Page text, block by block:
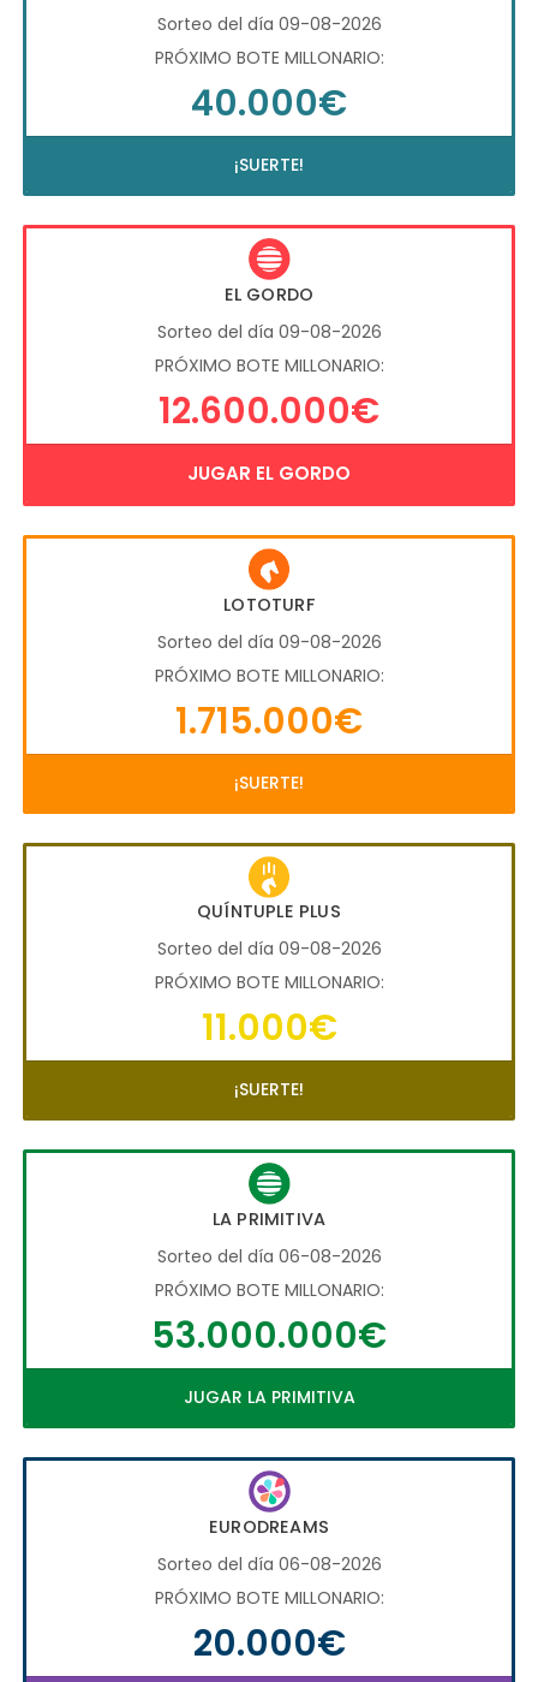
Sorteo del día 09-08-2026
PRÓXIMO BOTE MILLONARIO:
40.000€
¡SUERTE!
EL GORDO
Sorteo del día 09-08-2026
PRÓXIMO BOTE MILLONARIO:
12.600.000€
JUGAR EL GORDO
LOTOTURF
Sorteo del día 09-08-2026
PRÓXIMO BOTE MILLONARIO:
1.715.000€
¡SUERTE!
QUÍNTUPLE PLUS
Sorteo del día 09-08-2026
PRÓXIMO BOTE MILLONARIO:
11.000€
¡SUERTE!
LA PRIMITIVA
Sorteo del día 06-08-2026
PRÓXIMO BOTE MILLONARIO:
53.000.000€
JUGAR LA PRIMITIVA
EURODREAMS
Sorteo del día 06-08-2026
PRÓXIMO BOTE MILLONARIO:
20.000€